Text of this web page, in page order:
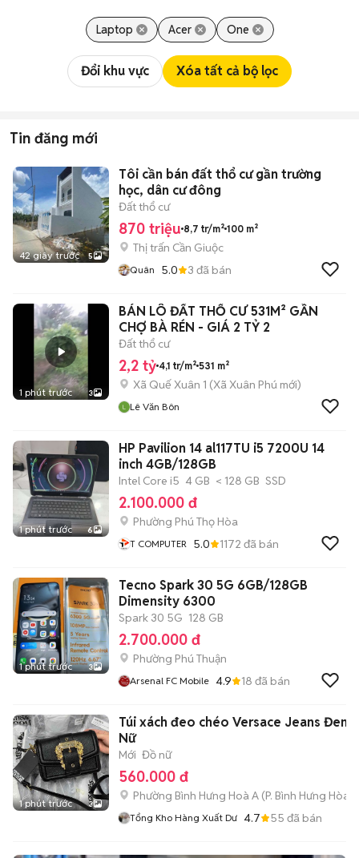
Laptop Acer One
Đổi khu vực Xóa tất cả bộ lọc
Tin đăng mới
42 giây trước 5
Tôi cần bán đất thổ cư gần trường
học, dân cư đông
Đất thổ cư
870 triệu 8,7 tr/m² 100 m²
Thị trấn Cần Giuộc
Quân 5.0 3 đã bán
1 phút trước 3
BÁN LÔ ĐẤT THỔ CƯ 531M² GẦN
CHỢ BÀ RÉN - GIÁ 2 TỶ 2
Đất thổ cư
2,2 tỷ 4,1 tr/m² 531 m²
Xã Quế Xuân 1 (Xã Xuân Phú mới)
Lê Văn Bôn
1 phút trước 6
HP Pavilion 14 al117TU i5 7200U 14
inch 4GB/128GB
Intel Core i5 4 GB < 128 GB SSD
2.100.000 đ
Phường Phú Thọ Hòa
T COMPUTER 5.0 1172 đã bán
1 phút trước 3
Tecno Spark 30 5G 6GB/128GB
Dimensity 6300
Spark 30 5G 128 GB
2.700.000 đ
Phường Phú Thuận
Arsenal FC Mobile 4.9 18 đã bán
1 phút trước 3
Túi xách đeo chéo Versace Jeans Đen
Nữ
Mới Đồ nữ
560.000 đ
Phường Bình Hưng Hoà A (P. Bình Hưng Hòa
Tổng Kho Hàng Xuất Dư 4.7 55 đã bán